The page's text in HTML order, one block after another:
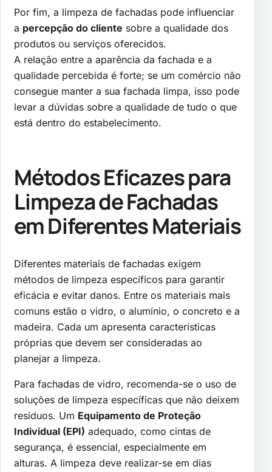
Por fim, a limpeza de fachadas pode influenciar
a percepção do cliente sobre a qualidade dos
produtos ou serviços oferecidos.
A relação entre a aparência da fachada e a
qualidade percebida é forte; se um comércio não
consegue manter a sua fachada limpa, isso pode
levar a dúvidas sobre a qualidade de tudo o que
está dentro do estabelecimento.
Métodos Eficazes para
Limpeza de Fachadas
em Diferentes Materiais
Diferentes materiais de fachadas exigem
métodos de limpeza específicos para garantir
eficácia e evitar danos. Entre os materiais mais
comuns estão o vidro, o alumínio, o concreto e a
madeira. Cada um apresenta características
próprias que devem ser consideradas ao
planejar a limpeza.
Para fachadas de vidro, recomenda-se o uso de
soluções de limpeza específicas que não deixem
resíduos. Um Equipamento de Proteção
Individual (EPI) adequado, como cintas de
segurança, é essencial, especialmente em
alturas. A limpeza deve realizar-se em dias